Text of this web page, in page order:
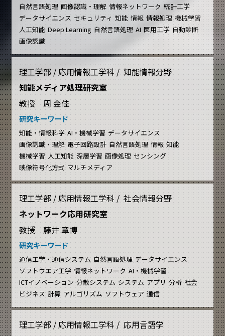
自然言語処理 画像認識・理解 情報ネットワーク 統計工学
データサイエンス セキュリティ 知能 情報 情報処理 機械学習
人工知能 Deep Learning 自然言語処理 AI 医用工学 自動診断
画像認識
理工学部 / 応用情報工学科 / 知能情報分野
知能メディア処理研究室
教授 周 金佳
研究キーワード
知能・情報科学 AI・機械学習 データサイエンス
画像認識・理解 電子回路設計 自然言語処理 情報 知能
機械学習 人工知能 深層学習 画像処理 センシング
映像符号化方式 マルチメディア
理工学部 / 応用情報工学科 / 社会情報分野
ネットワーク応用研究室
教授 藤井 章博
研究キーワード
通信工学・通信システム 自然言語処理 データサイエンス
ソフトウエア工学 情報ネットワーク AI・機械学習
ICTイノベーション 分散システム システム アプリ 分析 社会
ビジネス 計算 アルゴリズム ソフトウェア 通信
理工学部 / 応用情報工学科 / 応用言語学